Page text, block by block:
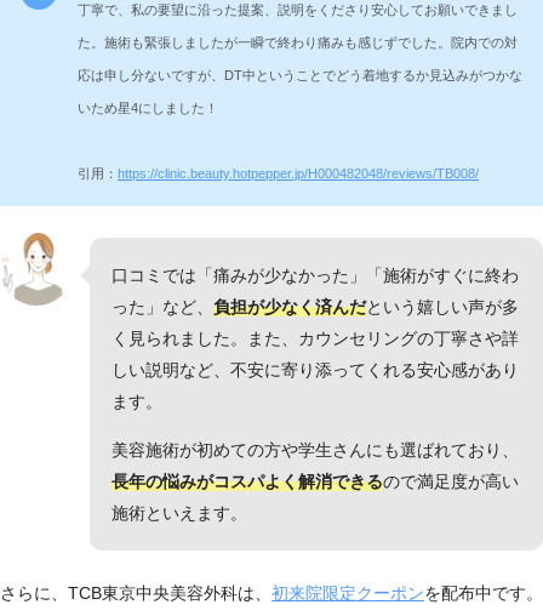
丁寧で、私の要望に沿った提案、説明をくださり安心してお願いできまし
た。施術も緊張しましたが一瞬で終わり痛みも感じずでした。院内での対
応は申し分ないですが、DT中ということでどう着地するか見込みがつかな
いため星4にしました！
引用： https://clinic.beauty.hotpepper.jp/H000482048/reviews/TB008/
口コミでは「痛みが少なかった」「施術がすぐに終わ
った」など、負担が少なく済んだという嬉しい声が多
く見られました。また、カウンセリングの丁寧さや詳
しい説明など、不安に寄り添ってくれる安心感があり
ます。
美容施術が初めての方や学生さんにも選ばれており、
長年の悩みがコスパよく解消できるので満足度が高い
施術といえます。
さらに、TCB東京中央美容外科は、 初来院限定クーポンを配布中です。